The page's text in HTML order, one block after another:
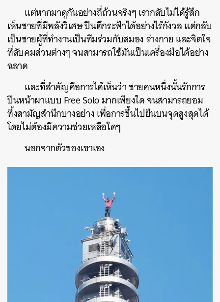
แต่หากมาดูกันอย่างถี่ถ้วนจริงๆ เรากลับไม่ได้รู้สึก
เห็นชายที่มีพลังวิเศษ ปีนตึกระฟ้าได้อย่างไร้กังวล แต่กลับ
เป็นชายผู้ที่ทำงานเป็นทีมร่วมกับสมอง ร่างกาย และจิตใจ
ที่ลับคมส่วนต่างๆ จนสามารถใช้มันเป็นเครื่องมือได้อย่าง
ฉลาด
และที่สำคัญคือการได้เห็นว่า ชายคนหนึ่งนั้นรักการ
ปีนหน้าผาแบบ Free Solo มากเพียงใด จนสามารถยอม
ทิ้งสามัญสำนึกบางอย่าง เพื่อการขึ้นไปยืนบนจุดสูงสุดได้
โดยไม่ต้องมีความช่วยเหลือใดๆ
นอกจากตัวของเขาเอง